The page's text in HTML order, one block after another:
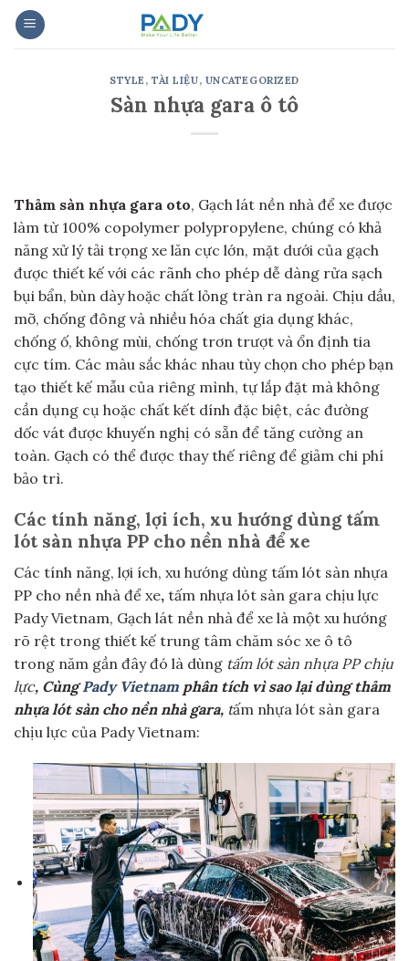
Skip
STYLE ,TÀI LIỆU, UNCATEGORIZED
Sàn nhựa gara ô tô
Thảm sàn nhựa gara oto, Gạch lát nền nhà để xe được
làm từ 100% copolymer polypropylene, chúng có khả
năng xử lý tải trọng xe lăn cực lớn, mặt dưới của gạch
được thiết kế với các rãnh cho phép dễ dàng rửa sạch
bụi bẩn, bùn dày hoặc chất lỏng tràn ra ngoài. Chịu dầu,
mỡ, chống đông và nhiều hóa chất gia dụng khác,
chống ố, không mùi, chống trơn trượt và ổn định tia
cực tím. Các màu sắc khác nhau tùy chọn cho phép bạn
tạo thiết kế mẫu của riêng mình, tự lắp đặt mà không
cần dụng cụ hoặc chất kết dính đặc biệt, các đường
dốc vát được khuyến nghị có sẵn để tăng cường an
toàn. Gạch có thể được thay thế riêng để giảm chi phí
bảo trì.
Các tính năng, lợi ích, xu hướng dùng tấm
lót sàn nhựa PP cho nền nhà để xe
Các tính năng, lợi ích, xu hướng dùng tấm lót sàn nhựa
PP cho nền nhà để xe, tấm nhựa lót sàn gara chịu lực
Pady Vietnam, Gạch lát nền nhà để xe là một xu hướng
rõ rệt trong thiết kế trung tâm chăm sóc xe ô tô
trong năm gần đây đó là dùng tấm lót sàn nhựa PP chịu
lực, CùngPady Vietnam phân tích vì sao lại dùng thảm
nhựa lót sàn cho nền nhà gara, tấm nhựa lót sàn gara
chịu lực của Pady Vietnam: